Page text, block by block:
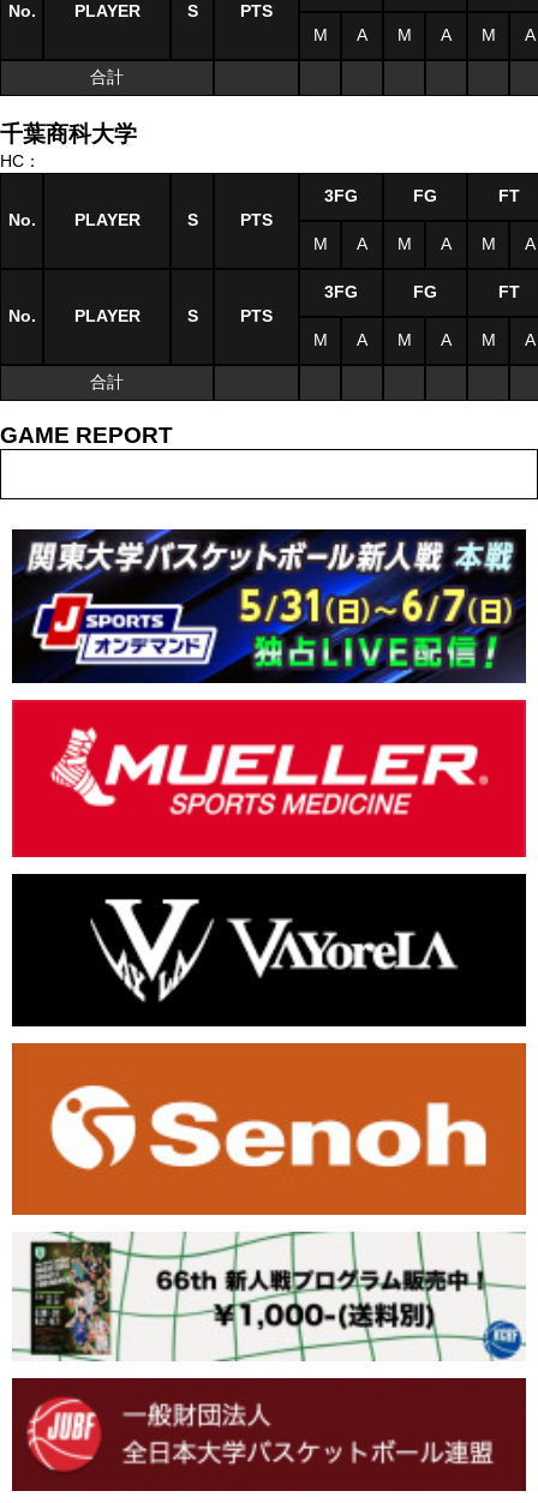
No. PLAYER S PTS
M A M A M A
合計
千葉商科大学
HC：
No. PLAYER S PTS
3FG FG FT
M A M A M A
No. PLAYER S PTS
3FG FG FT
M A M A M A
合計
GAME REPORT